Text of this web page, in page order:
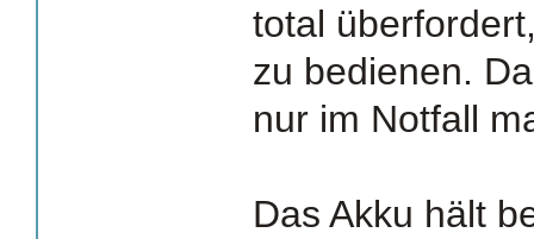
total
zu bedienen.
nur im Notfall
Das Akku hält